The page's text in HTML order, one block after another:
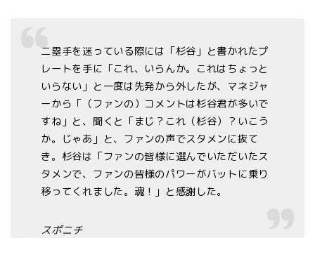
二塁手を迷っている際には「杉谷」と書かれたプ
レートを手に「これ、いらんか。これはちょっと
いらない」と一度は先発から外したが、マネジャ
ーから「（ファンの）コメントは杉谷君が多いで
すね」と、聞くと「まじ？これ（杉谷）？いこう
か。じゃあ」と、ファンの声でスタメンに抜て
き。杉谷は「ファンの皆様に選んでいただいたス
タメンで、ファンの皆様のパワーがバットに乗り
移ってくれました。魂！」と感謝した。
スポニチ